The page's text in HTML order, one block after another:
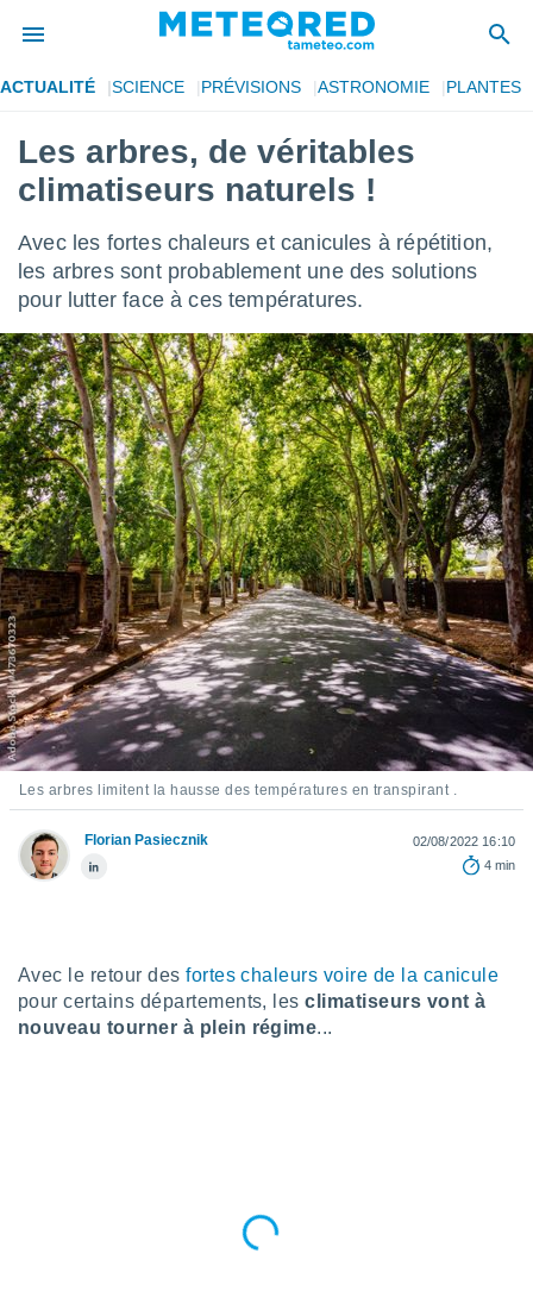
de
par
Vous
en
:
les
et
des
par le
nous
des
ACCEPTER
ET
CONTINUER
PARAMÈTRES
ACTUALITÉ SCIENCE PRÉVISIONS ASTRONOMIE PLANTES
Les arbres, de véritables
climatiseurs naturels !
Avec les fortes chaleurs et canicules à répétition,
les arbres sont probablement une des solutions
pour lutter face à ces températures.
Les arbres limitent la hausse des températures en transpirant .
Florian Pasiecznik
02/08/2022 16:10
4 min
Avec le retour desfortes chaleurs voire de la canicule
pour certains départements, lesclimatiseurs vont à
nouveau tourner à plein régime...